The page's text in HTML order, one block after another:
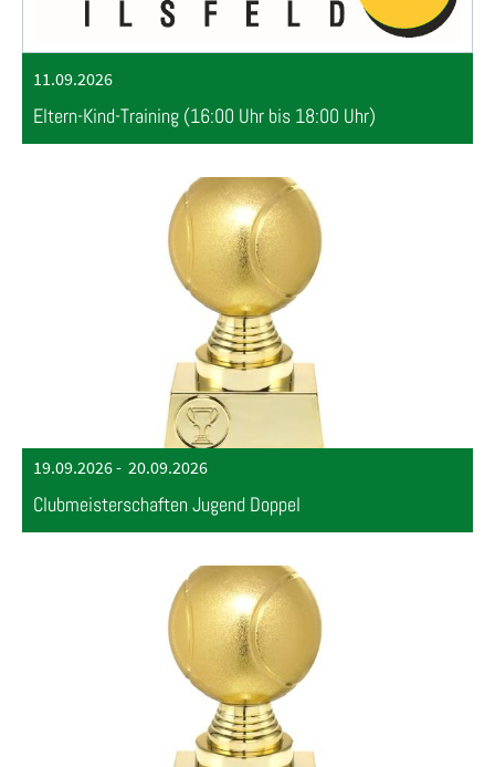
11.09.2026
Eltern-Kind-Training (16:00 Uhr bis 18:00 Uhr)
19.09.2026- 20.09.2026
Clubmeisterschaften Jugend Doppel